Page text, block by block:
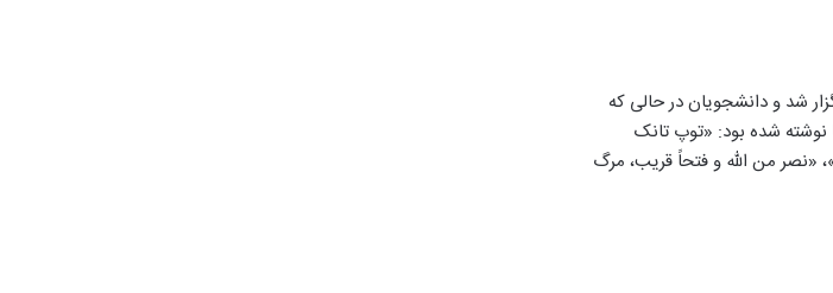
شد و دانشجویان در حالی‌ که
نوشته شده بود: «توپ تانک
«نصر من الله و فتحاً قریب، مرگ